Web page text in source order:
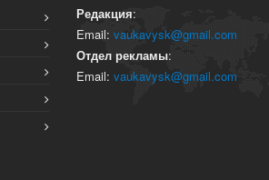
Редакция:
Email: vaukavysk@gmail.com
Отдел рекламы:
Email: vaukavysk@gmail.com